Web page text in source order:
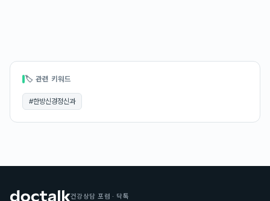
🏷 관련 키워드
#한방신경정신과
건강상담 포럼 · 닥톡